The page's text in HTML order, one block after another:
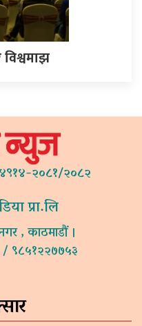
२०८१/२०८२
प्रा.लि
, काठमाडौं ।
९८५१२२७७५३